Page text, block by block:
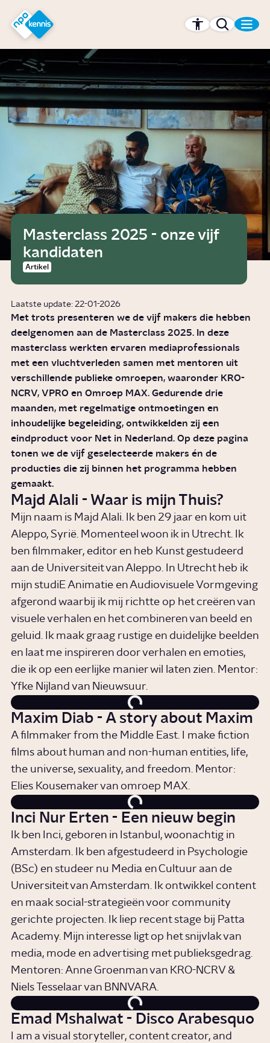
Hét kennisplatform van de NPO
Masterclass 2025 - onze vijf
kandidaten
Artikel
Laatste update: 22-01-2026
Met trots presenteren we de vijf makers die hebben
deelgenomen aan de Masterclass 2025. In deze
masterclass werkten ervaren mediaprofessionals
met een vluchtverleden samen met mentoren uit
verschillende publieke omroepen, waaronder KRO-
NCRV, VPRO en Omroep MAX. Gedurende drie
maanden, met regelmatige ontmoetingen en
inhoudelijke begeleiding, ontwikkelden zij een
eindproduct voor Net in Nederland. Op deze pagina
tonen we de vijf geselecteerde makers én de
producties die zij binnen het programma hebben
gemaakt.
Majd Alali - Waar is mijn Thuis?
Mijn naam is Majd Alali. Ik ben 29 jaar en kom uit
Aleppo, Syrië. Momenteel woon ik in Utrecht. Ik
ben filmmaker, editor en heb Kunst gestudeerd
aan de Universiteit van Aleppo. In Utrecht heb ik
mijn studiE Animatie en Audiovisuele Vormgeving
afgerond waarbij ik mij richtte op het creëren van
visuele verhalen en het combineren van beeld en
geluid. Ik maak graag rustige en duidelijke beelden
en laat me inspireren door verhalen en emoties,
die ik op een eerlijke manier wil laten zien. Mentor:
Yfke Nijland van Nieuwsuur.
Maxim Diab - A story about Maxim
A filmmaker from the Middle East. I make fiction
films about human and non-human entities, life,
the universe, sexuality, and freedom. Mentor:
Elies Kousemaker van omroep MAX.
Inci Nur Erten - Een nieuw begin
Ik ben Inci, geboren in Istanbul, woonachtig in
Amsterdam. Ik ben afgestudeerd in Psychologie
(BSc) en studeer nu Media en Cultuur aan de
Universiteit van Amsterdam. Ik ontwikkel content
en maak social-strategieën voor community
gerichte projecten. Ik liep recent stage bij Patta
Academy. Mijn interesse ligt op het snijvlak van
media, mode en advertising met publieksgedrag.
Mentoren: Anne Groenman van KRO-NCRV &
Niels Tesselaar van BNNVARA.
Emad Mshalwat - Disco Arabesquo
I am a visual storyteller, content creator, and